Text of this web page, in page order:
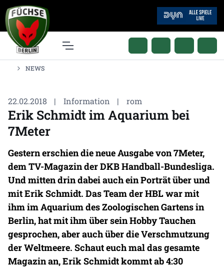
NEWS
22.02.2018 | Information | rom
Erik Schmidt im Aquarium bei
7Meter
Gestern erschien die neue Ausgabe von 7Meter,
dem TV-Magazin der DKB Handball-Bundesliga.
Und mitten drin dabei auch ein Porträt über und
mit Erik Schmidt. Das Team der HBL war mit
ihm im Aquarium des Zoologischen Gartens in
Berlin, hat mit ihm über sein Hobby Tauchen
gesprochen, aber auch über die Verschmutzung
der Weltmeere. Schaut euch mal das gesamte
Magazin an, Erik Schmidt kommt ab 4:30